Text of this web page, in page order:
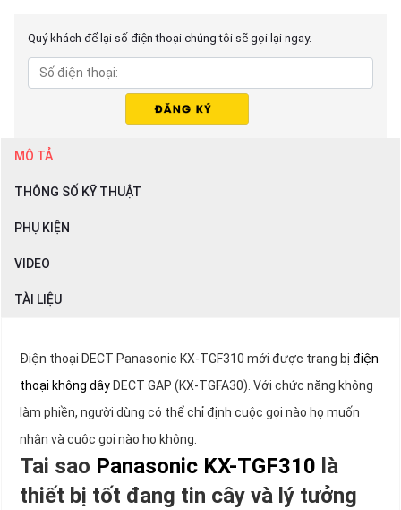
Quý khách để lại số điện thoại chúng tôi sẽ gọi lại ngay.
MÔ TẢ
THÔNG SỐ KỸ THUẬT
PHỤ KIỆN
VIDEO
TÀI LIỆU
Điện thoại DECT Panasonic KX-TGF310 mới được trang bị điện
thoại không dây DECT GAP (KX-TGFA30). Với chức năng không
làm phiền, người dùng có thể chỉ định cuộc gọi nào họ muốn
nhận và cuộc gọi nào họ không.
Tai sao Panasonic KX-TGF310 là
thiết bị tốt đang tin cây và lý tưởng